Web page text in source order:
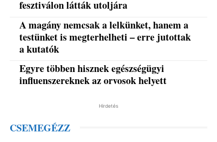
fesztiválon látták utoljára
A magány nemcsak a lelkünket, hanem a
testünket is megterhelheti – erre jutottak
a kutatók
Egyre többen hisznek egészségügyi
influenszereknek az orvosok helyett
Hirdetés
CSEMEGÉZZ